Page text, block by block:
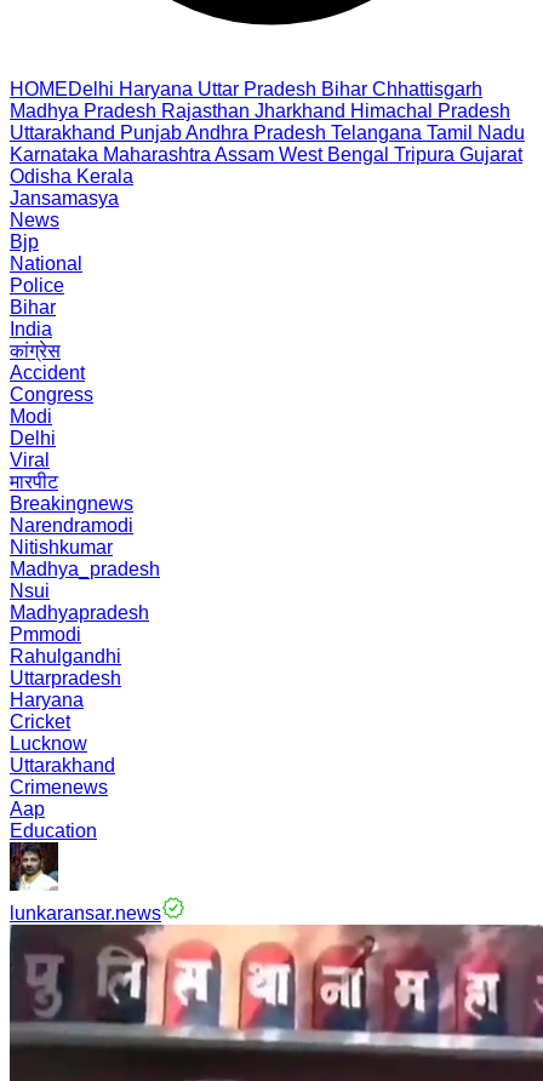
HOMEDelhi Haryana Uttar Pradesh Bihar Chhattisgarh
Madhya Pradesh Rajasthan Jharkhand Himachal Pradesh
Uttarakhand PunjabAndhra Pradesh Telangana Tamil Nadu
Karnataka Maharashtra Assam West Bengal Tripura Gujarat
Odisha Kerala
Jansamasya
News
Bjp
National
Police
Bihar
India
कांग्रेस
Accident
Congress
Modi
Delhi
Viral
मारपीट
Breakingnews
Narendramodi
Nitishkumar
Madhya_pradesh
Nsui
Madhyapradesh
Pmmodi
Rahulgandhi
Uttarpradesh
Haryana
Cricket
Lucknow
Uttarakhand
Crimenews
Aap
Education
lunkaransar.news